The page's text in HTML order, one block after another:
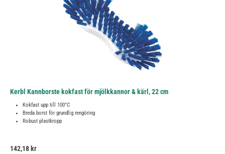
Kerbl Kannborste kokfast för mjölkkannor & kärl, 22 cm
Kokfast upp till 100°C
Breda borst för grundlig rengöring
Robust plastkropp
Ordinarie pris:
142,18 kr